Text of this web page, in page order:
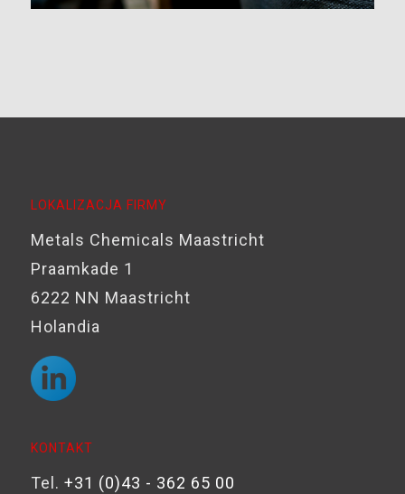
LOKALIZACJA FIRMY
Metals Chemicals Maastricht
Praamkade 1
6222 NN Maastricht
Holandia
KONTAKT
Tel. +31 (0)43 - 362 65 00